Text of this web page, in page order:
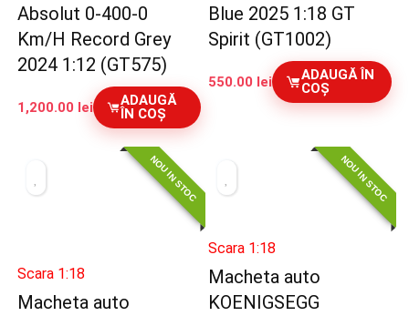
Absolut 0-400-0
Km/H Record Grey
2024 1:12 (GT575)
1,200.00 lei
ADAUGĂ
ÎN COȘ
Blue 2025 1:18 GT
Spirit (GT1002)
550.00 lei
ADAUGĂ ÎN
COȘ
NOU IN STOC
Scara 1:18
Macheta auto
NOU IN STOC
Scara 1:18
Macheta auto
KOENIGSEGG